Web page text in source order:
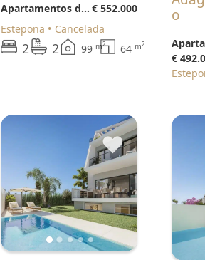
Apartamentos de planta baja
€ 552.000
Estepona
Cancelada
2 2 99 m2 64 m2
o
€
♥